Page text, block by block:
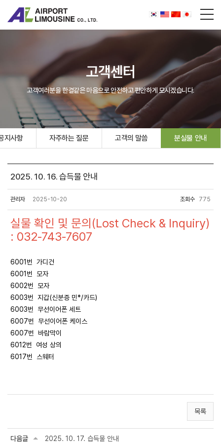
고객센터
고객여러분을 한결같은 마음으로 안전하고 편안하게 모시겠습니다.
지사항 자주하는 질문 고객의 말씀 분실물 안내
2025. 10. 16. 습득물 안내
관리자 2025-10-20 조회수 775
실물 확인 및 문의(Lost Check & Inquiry)
: 032-743-7607
6001번 가디건
6001번 모자
6002번 모자
6003번 지갑(신분증 민*/카드)
6003번 무선이어폰 세트
6007번 무선이어폰 케이스
6007번 바람막이
6012번 여성 상의
6017번 스웨터
목록
다음글 2025. 10. 17. 습득물 안내